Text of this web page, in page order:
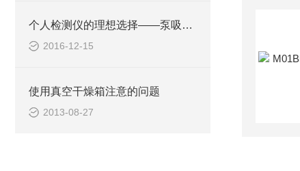
个人检测仪的理想选择——泵吸式气体检测仪
2016-12-15
使用真空干燥箱注意的问题
2013-08-27